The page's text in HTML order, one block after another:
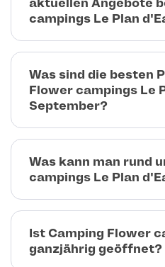
aktuellen Angebote
campings Le Plan
Was sind die besten
Flower campings Le
September?
Was kann man rund
campings Le Plan
Ist Camping Flower
ganzjährig geöffnet?